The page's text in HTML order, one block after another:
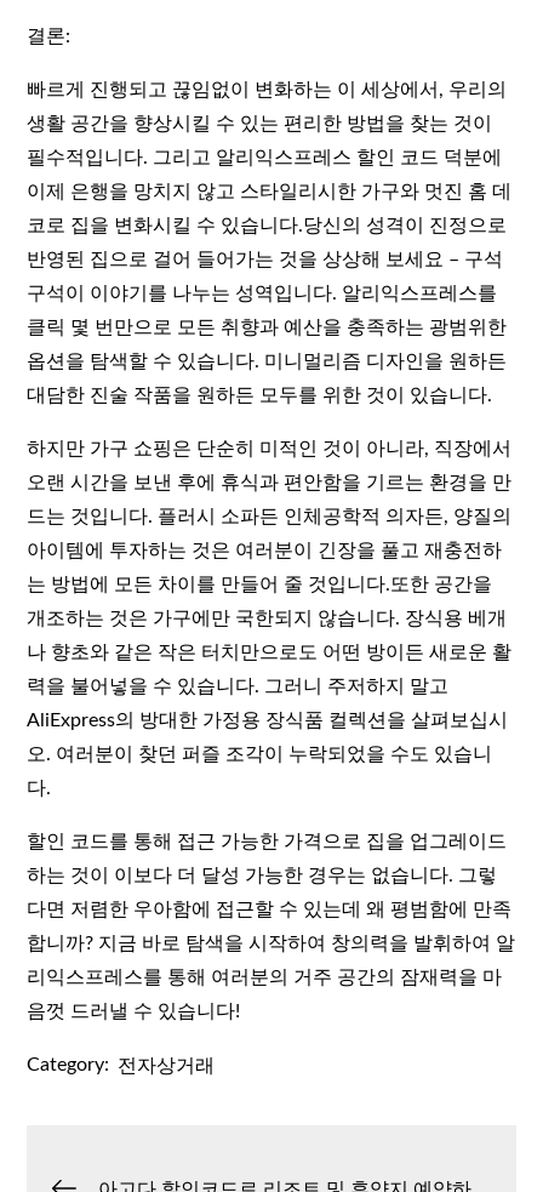
결론:
빠르게 진행되고 끊임없이 변화하는 이 세상에서, 우리의
생활 공간을 향상시킬 수 있는 편리한 방법을 찾는 것이
필수적입니다. 그리고 알리익스프레스 할인 코드 덕분에
이제 은행을 망치지 않고 스타일리시한 가구와 멋진 홈 데
코로 집을 변화시킬 수 있습니다.당신의 성격이 진정으로
반영된 집으로 걸어 들어가는 것을 상상해 보세요 – 구석
구석이 이야기를 나누는 성역입니다. 알리익스프레스를
클릭 몇 번만으로 모든 취향과 예산을 충족하는 광범위한
옵션을 탐색할 수 있습니다. 미니멀리즘 디자인을 원하든
대담한 진술 작품을 원하든 모두를 위한 것이 있습니다.
하지만 가구 쇼핑은 단순히 미적인 것이 아니라, 직장에서
오랜 시간을 보낸 후에 휴식과 편안함을 기르는 환경을 만
드는 것입니다. 플러시 소파든 인체공학적 의자든, 양질의
아이템에 투자하는 것은 여러분이 긴장을 풀고 재충전하
는 방법에 모든 차이를 만들어 줄 것입니다.또한 공간을
개조하는 것은 가구에만 국한되지 않습니다. 장식용 베개
나 향초와 같은 작은 터치만으로도 어떤 방이든 새로운 활
력을 불어넣을 수 있습니다. 그러니 주저하지 말고
AliExpress의 방대한 가정용 장식품 컬렉션을 살펴보십시
오. 여러분이 찾던 퍼즐 조각이 누락되었을 수도 있습니
다.
할인 코드를 통해 접근 가능한 가격으로 집을 업그레이드
하는 것이 이보다 더 달성 가능한 경우는 없습니다. 그렇
다면 저렴한 우아함에 접근할 수 있는데 왜 평범함에 만족
합니까? 지금 바로 탐색을 시작하여 창의력을 발휘하여 알
리익스프레스를 통해 여러분의 거주 공간의 잠재력을 마
음껏 드러낼 수 있습니다!
Category: 전자상거래